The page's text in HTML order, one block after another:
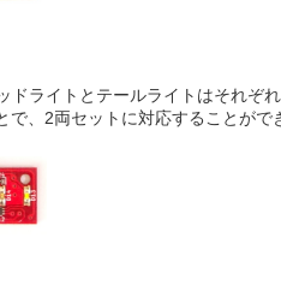
ライトとテールライトはそれぞ
、2両セットに対応することがで